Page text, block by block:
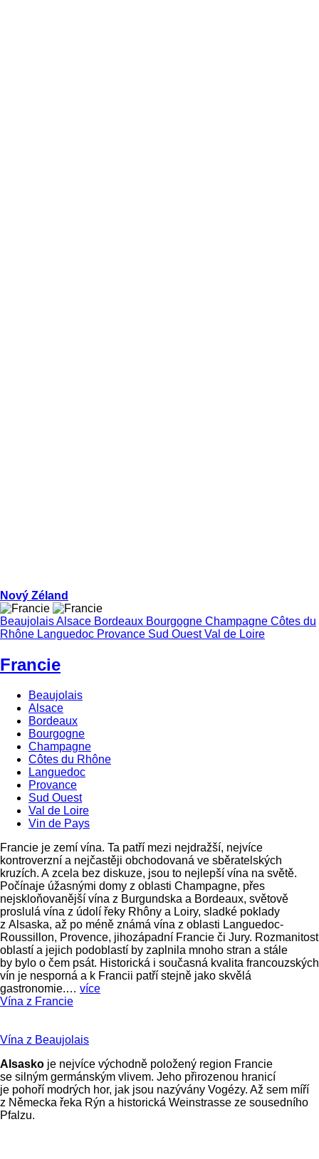
Nový Zéland
BeaujolaisAlsace Bordeaux Bourgogne Champagne Côtes du
Rhône Languedoc Provance Sud Ouest Val de Loire
Francie
Beaujolais
Alsace
Bordeaux
Bourgogne
Champagne
Côtes du Rhône
Languedoc
Provance
Sud Ouest
Val de Loire
Vin de Pays
Francie je zemí vína. Ta patří mezi nejdražší, nejvíce
kontroverzní a nejčastěji obchodovaná ve sběratelských
kruzích. A zcela bez diskuze, jsou to nejlepší vína na světě.
Počínaje úžasnými domy z oblasti Champagne, přes
nejskloňovanější vína z Burgundska a Bordeaux, světově
proslulá vína z údolí řeky Rhôny a Loiry, sladké poklady
z Alsaska, až po méně známá vína z oblasti Languedoc-
Roussillon, Provence, jihozápadní Francie či Jury. Rozmanitost
oblastí a jejich podoblastí by zaplnila mnoho stran a stále
by bylo o čem psát. Historická i současná kvalita francouzských
vín je nesporná a k Francii patří stejně jako skvělá
gastronomie.… více
Vína z Francie
Vína z Beaujolais
Alsasko je nejvíce východně položený region Francie
se silným germánským vlivem. Jeho přirozenou hranicí
je pohoří modrých hor, jak jsou nazývány Vogézy. Až sem míří
z Německa řeka Rýn a historická Weinstrasse ze sousedního
Pfalzu.